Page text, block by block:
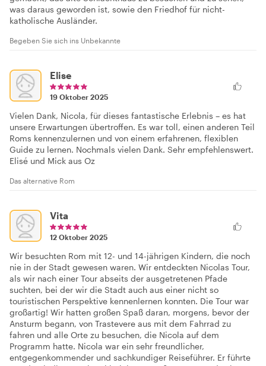
was daraus geworden ist, sowie den Friedhof für nicht-
katholische Ausländer.
Begeben Sie sich ins Unbekannte
Elise
19 Oktober 2025
Vielen Dank, Nicola, für dieses fantastische Erlebnis – es hat
unsere Erwartungen übertroffen. Es war toll, einen anderen Teil
Roms kennenzulernen und von einem erfahrenen, flexiblen
Guide zu lernen. Nochmals vielen Dank. Sehr empfehlenswert.
Elisé und Mick aus Oz
Das alternative Rom
Vita
12 Oktober 2025
Wir besuchten Rom mit 12- und 14-jährigen Kindern, die noch
nie in der Stadt gewesen waren. Wir entdeckten Nicolas Tour,
als wir nach einer Tour abseits der ausgetretenen Pfade
suchten, bei der wir die Stadt auch aus einer nicht so
touristischen Perspektive kennenlernen konnten. Die Tour war
großartig! Wir hatten großen Spaß daran, morgens, bevor der
Ansturm begann, von Trastevere aus mit dem Fahrrad zu
fahren und alle Orte zu besuchen, die Nicola auf dem
Programm hatte. Nicola war ein sehr freundlicher,
entgegenkommender und sachkundiger Reiseführer. Er führte